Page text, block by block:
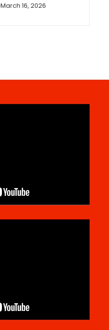
March 16, 2026